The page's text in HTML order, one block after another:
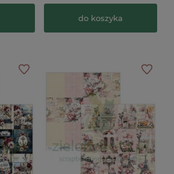
do koszyka